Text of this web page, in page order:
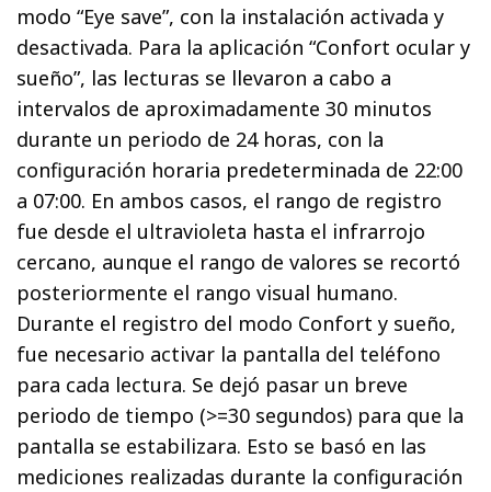
modo “Eye save”, con la instalación activada y
desactivada. Para la aplicación “Confort ocular y
sueño”, las lecturas se llevaron a cabo a
intervalos de aproximadamente 30 minutos
durante un periodo de 24 horas, con la
configuración horaria predeterminada de 22:00
a 07:00. En ambos casos, el rango de registro
fue desde el ultravioleta hasta el infrarrojo
cercano, aunque el rango de valores se recortó
posteriormente el rango visual humano.
Durante el registro del modo Confort y sueño,
fue necesario activar la pantalla del teléfono
para cada lectura. Se dejó pasar un breve
periodo de tiempo (>=30 segundos) para que la
pantalla se estabilizara. Esto se basó en las
mediciones realizadas durante la configuración